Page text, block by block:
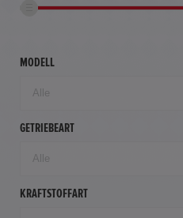
MODELL
GETRIEBEART
KRAFTSTOFFART